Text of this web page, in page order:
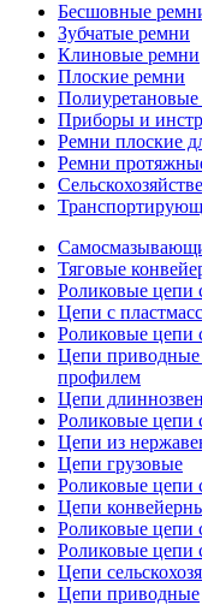
Бесшовные
Зубчатые ремни
Клиновые ремни
Плоские ремни
Приборы и
Ремни плоские
Ремни
Тяговые
Роликовые цепи
Цепи с
Роликовые цепи
Цепи приводные
профилем
Цепи
Роликовые
Цепи из
Цепи грузовые
Роликовые цепи
Цепи
Роликовые цепи
Роликовые цепи
Цепи
Цепи приводные